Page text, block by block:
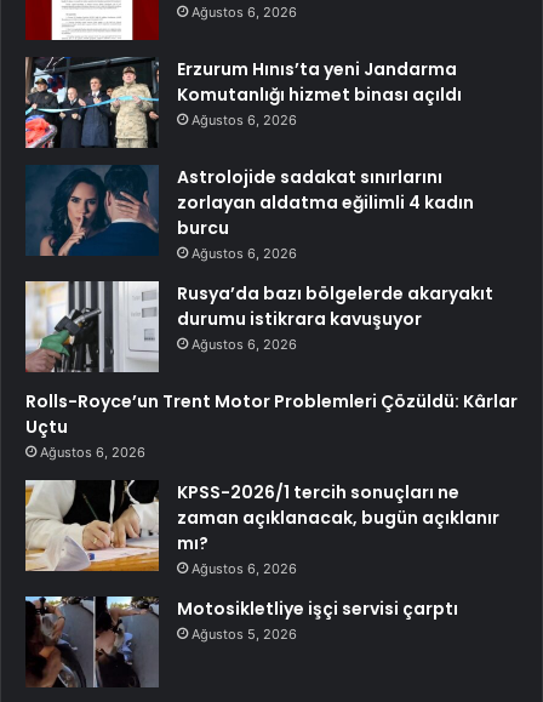
Ağustos 6, 2026
Erzurum Hınıs’ta yeni Jandarma
Komutanlığı hizmet binası açıldı
Ağustos 6, 2026
Astrolojide sadakat sınırlarını
zorlayan aldatma eğilimli 4 kadın
burcu
Ağustos 6, 2026
Rusya’da bazı bölgelerde akaryakıt
durumu istikrara kavuşuyor
Ağustos 6, 2026
Rolls-Royce’un Trent Motor Problemleri Çözüldü: Kârlar
Uçtu
Ağustos 6, 2026
KPSS-2026/1 tercih sonuçları ne
zaman açıklanacak, bugün açıklanır
mı?
Ağustos 6, 2026
Motosikletliye işçi servisi çarptı
Ağustos 5, 2026